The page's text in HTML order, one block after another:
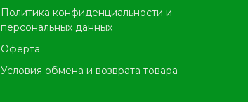
Политика конфиденциальности и
персональных данных
Оферта
Условия обмена и возврата товара